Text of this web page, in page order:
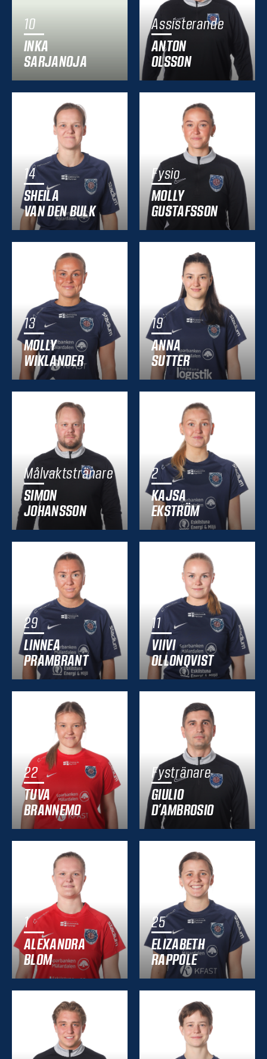
10
INKA
SARJANOJA
Assisterande
ANTON
OLSSON
14
SHEILA
VAN DEN BULK
Fysio
MOLLY
GUSTAFSSON
13
MOLLY
WIKLANDER
19
ANNA
SUTTER
Målvaktstränare
SIMON
JOHANSSON
2
KAJSA
EKSTRÖM
29
LINNEA
PRAMBRANT
11
VIIVI
OLLONQVIST
22
TUVA
BRANNEMO
Fystränare
GIULIO
D’AMBROSIO
1
ALEXANDRA
BLOM
25
ELIZABETH
RAPPOLE